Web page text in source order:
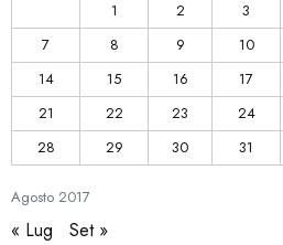
Agosto 2017
1 2 3
7
8 9 10
14
15 16 17
21
22 23 24
28
29 30 31
« Lug Set »